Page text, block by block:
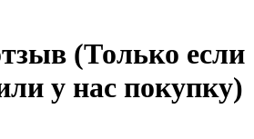
(Только если
у нас покупку)